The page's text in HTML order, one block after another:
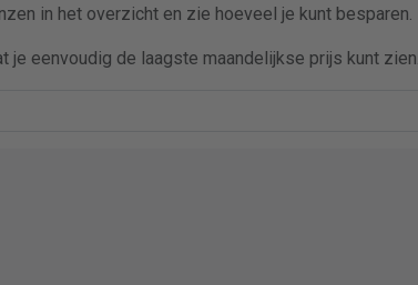
in het overzicht en zie hoeveel je kunt besparen.
eenvoudig de laagste maandelijkse prijs kunt zien.